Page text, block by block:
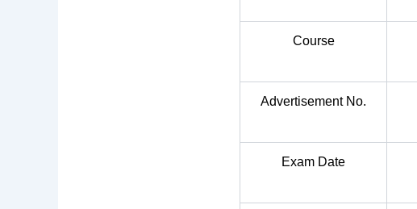
Course
Advertisement No.
Exam Date